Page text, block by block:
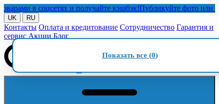
в соцсетях и получайте кэшбэк!Публикуйте фото или
UK RU
Контакты Оплата и кредитование Сотрудничество Гарантия и
сервис Акции Блог
Показать все (0)